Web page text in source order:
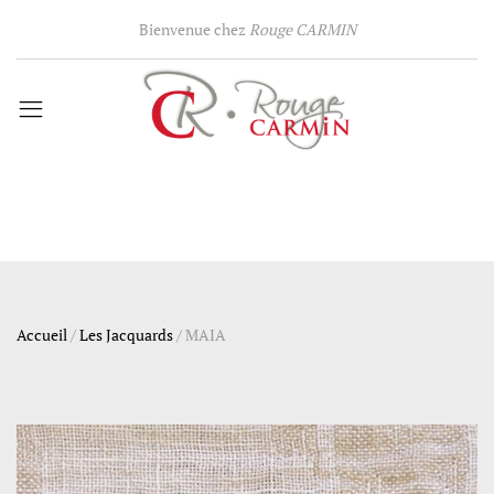
Bienvenue chez Rouge CARMIN
Accueil/Les Jacquards/MAIA